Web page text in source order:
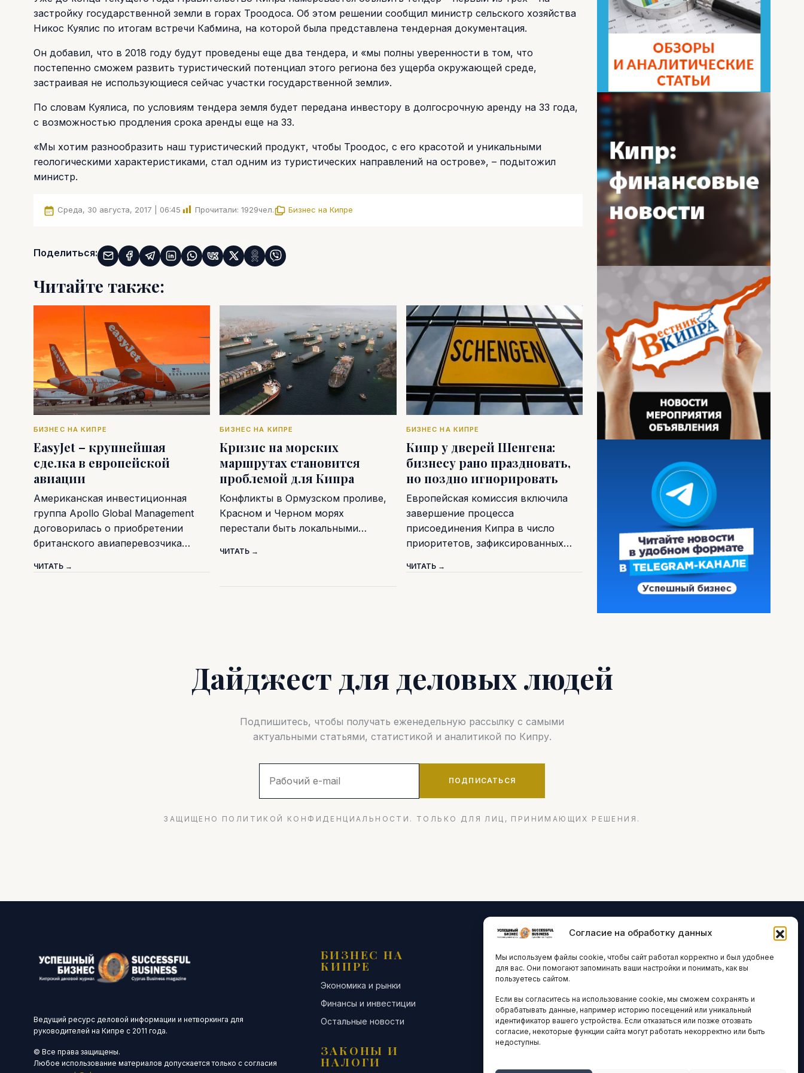
Согласие на обработку данных
Мы используем файлы cookie, чтобы сайт работал корректно и был удобнее
для вас. Они помогают запоминать ваши настройки и понимать, как вы
пользуетесь сайтом.
Если вы согласитесь на использование cookie, мы сможем сохранять и
обрабатывать данные, например историю посещений или уникальный
идентификатор вашего устройства. Если отказаться или позже отозвать
согласие, некоторые функции сайта могут работать некорректно или быть
недоступны.
застройку государственной земли в горах Троодоса. Об этом решении сообщил министр сельского хозяйства
Никос Куялис по итогам встречи Кабмина, на которой была представлена тендерная документация.
Он добавил, что в 2018 году будут проведены еще два тендера, и «мы полны уверенности в том, что
постепенно сможем развить туристический потенциал этого региона без ущерба окружающей среде,
застраивая не использующиеся сейчас участки государственной земли».
По словам Куялиса, по условиям тендера земля будет передана инвестору в долгосрочную аренду на 33 года,
с возможностью продления срока аренды еще на 33.
«Мы хотим разнообразить наш туристический продукт, чтобы Троодос, с его красотой и уникальными
геологическими характеристиками, стал одним из туристических направлений на острове», – подытожил
министр.
Среда, 30 августа, 2017 | 06:45 Прочитали: 1929чел. Бизнес на Кипре
Поделиться:
Читайте также:
БИЗНЕС НА КИПРЕ
EasyJet – крупнейшая
сделка в европейской
авиации
Американская инвестиционная
группа Apollo Global Management
договорилась о приобретении
британского авиаперевозчика…
ЧИТАТЬ →
БИЗНЕС НА КИПРЕ
Кризис на морских
маршрутах становится
проблемой для Кипра
Конфликты в Ормузском проливе,
Красном и Черном морях
перестали быть локальными…
ЧИТАТЬ →
БИЗНЕС НА КИПРЕ
Кипр у дверей Шенгена:
бизнесу рано праздновать,
но поздно игнорировать
Европейская комиссия включила
завершение процесса
присоединения Кипра в число
приоритетов, зафиксированных…
ЧИТАТЬ →
Дайджест для деловых людей
Подпишитесь, чтобы получать еженедельную рассылку с самыми
актуальными статьями, статистикой и аналитикой по Кипру.
ПОДПИСАТЬСЯ
ЗАЩИЩЕНО ПОЛИТИКОЙ КОНФИДЕНЦИАЛЬНОСТИ. ТОЛЬКО ДЛЯ ЛИЦ, ПРИНИМАЮЩИХ РЕШЕНИЯ.
Ведущий ресурс деловой информации и нетворкинга для
руководителей на Кипре с 2011 года.
© Все права защищены.
Любое использование материалов допускается только с согласия
БИЗНЕС НА
КИПРЕ
Экономика и рынки
Финансы и инвестиции
Остальные новости
ЗАКОНЫ И
НАЛОГИ
ТЕХНОЛОГИИ И
ИННОВАЦИИ
Стартапы и исследования
Цифровая экономика
Остальные новости
ДЕЛОВОЕ
ARTICLES IN
ENGLISH
НАВИГАЦИЯ
Архив материалов